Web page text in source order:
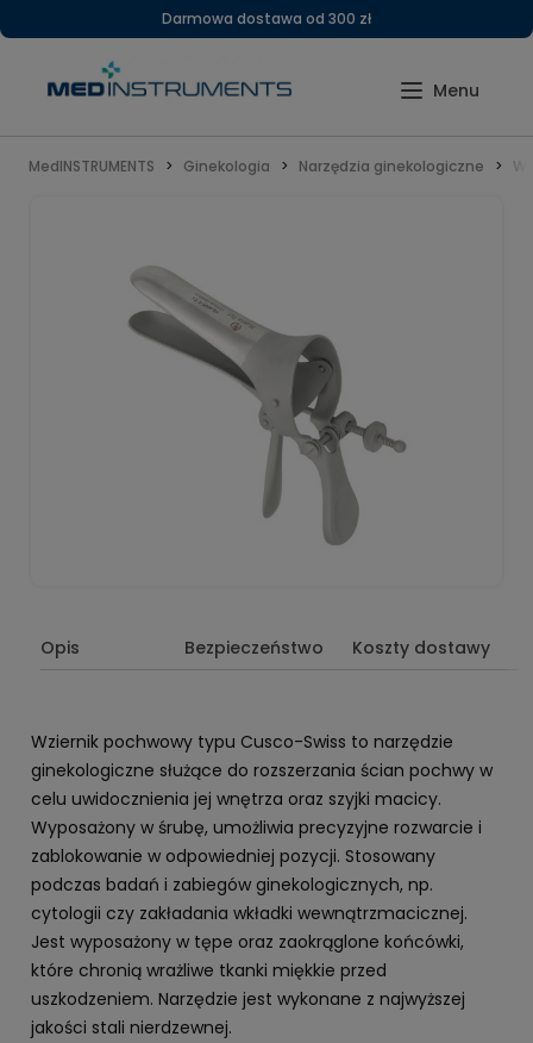
Darmowa dostawa od 300 zł
MedINSTRUMENTS Ginekologia Narzędzia ginekologiczne
Opis Bezpieczeństwo Koszty dostawy
Wziernik pochwowy typu Cusco-Swiss to narzędzie
ginekologiczne służące do rozszerzania ścian pochwy w
celu uwidocznienia jej wnętrza oraz szyjki macicy.
Wyposażony w śrubę, umożliwia precyzyjne rozwarcie i
zablokowanie w odpowiedniej pozycji. Stosowany
podczas badań i zabiegów ginekologicznych, np.
cytologii czy zakładania wkładki wewnątrzmacicznej.
Jest wyposażony w tępe oraz zaokrąglone końcówki,
które chronią wrażliwe tkanki miękkie przed
uszkodzeniem. Narzędzie jest wykonane z najwyższej
jakości stali nierdzewnej.